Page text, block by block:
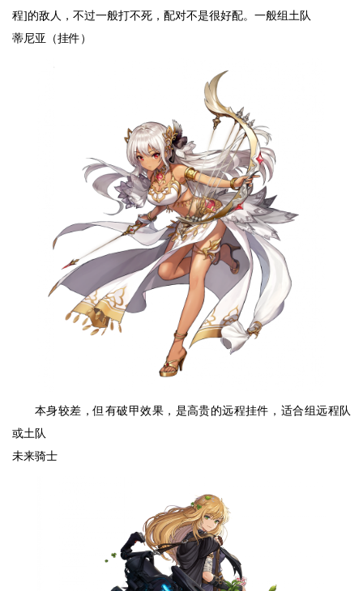
程]的敌人，不过一般打不死，配对不是很好配。一般组土队
蒂尼亚（挂件）
本身较差，但有破甲效果，是高贵的远程挂件，适合组远程队
或土队
未来骑士